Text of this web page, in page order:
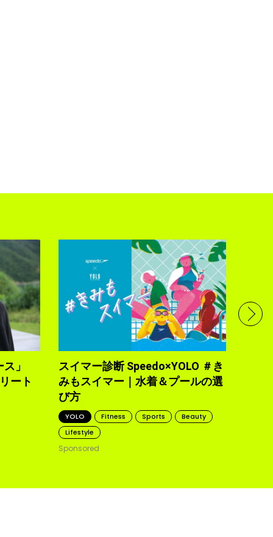
」
ート
スイマー診断 Speedo×YOLO ＃き
みもスイマー｜水着＆プールの選
び方
YOLO Fitness Sports
Beauty
Lifestyle
Sponsored
で完
トレ